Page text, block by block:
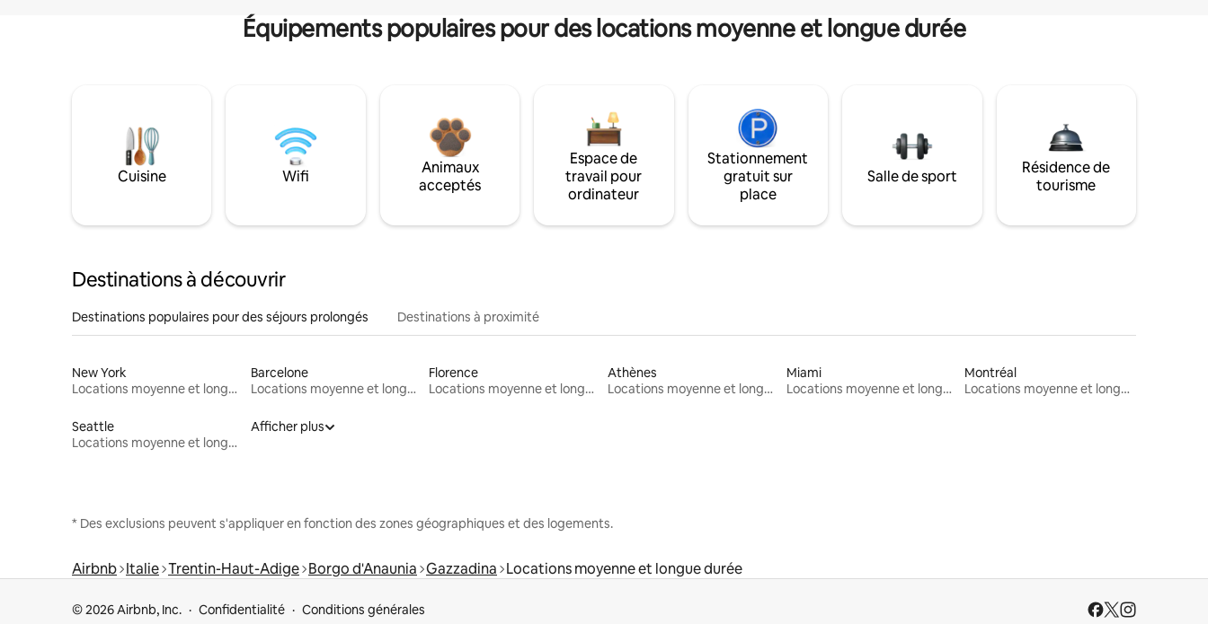
Équipements populaires pour des locations moyenne et longue durée
Cuisine Wifi
Animaux
acceptés
Espace de
travail pour
ordinateur
Stationnement
gratuit sur
place
Salle de sport
Résidence de
tourisme
Destinations à découvrir
Destinations populaires pour des séjours prolongés Destinations à proximité
New York
Locations moyenne et longue durée
Barcelone
Locations moyenne et longue durée
Florence
Locations moyenne et longue durée
Athènes
Locations moyenne et longue durée
Miami
Locations moyenne et longue durée
Montréal
Locations moyenne et longue durée
Seattle
Locations moyenne et longue durée
Afficher plus
* Des exclusions peuvent s'appliquer en fonction des zones géographiques et des logements.
Airbnb Italie Trentin-Haut-Adige Borgo d'Anaunia Gazzadina Locations moyenne et longue durée
© 2026 Airbnb, Inc. Confidentialité Conditions générales